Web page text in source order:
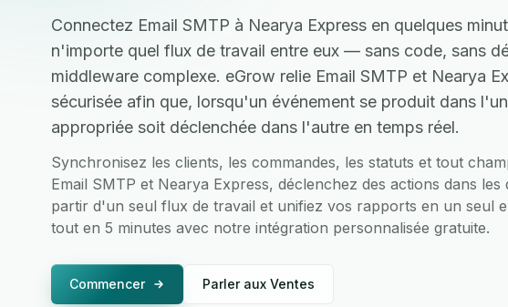
Connectez Email SMTP à Nearya Express en quelques
n'importe quel flux de travail entre eux — sans code, sans
middleware complexe. eGrow relie Email SMTP et Nearya
sécurisée afin que, lorsqu'un événement se produit dans
appropriée soit déclenchée dans l'autre en temps réel.
Synchronisez les clients, les commandes, les statuts et tout
Email SMTP et Nearya Express, déclenchez des actions dans les
partir d'un seul flux de travail et unifiez vos rapports en un seul
tout en 5 minutes avec notre intégration personnalisée gratuite.
Commencer Parler aux Ventes